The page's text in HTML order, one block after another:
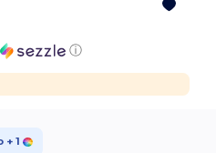
ⓘ
+ 1